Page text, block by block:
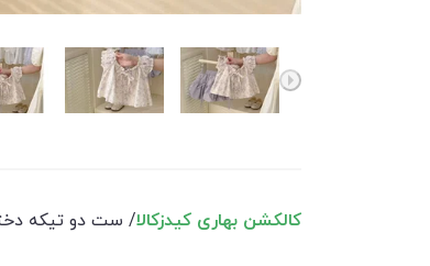
کالکشن بهاری کیدزکالا/ ست دو تیکه